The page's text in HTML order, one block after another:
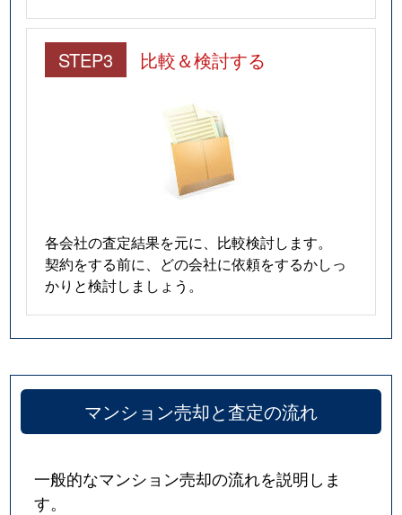
STEP3 比較＆検討する
各会社の査定結果を元に、比較検討します。
契約をする前に、どの会社に依頼をするかしっ
かりと検討しましょう。
マンション売却と査定の流れ
一般的なマンション売却の流れを説明しま
す。